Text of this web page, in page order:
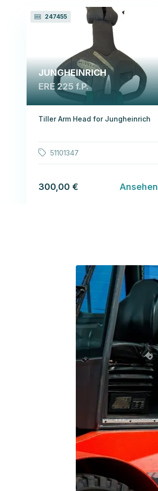
247455
JUNGHEINRICH
ERE 225 f.P.
Tiller Arm Head for Jungheinrich
51101347
300,00 € Ansehen